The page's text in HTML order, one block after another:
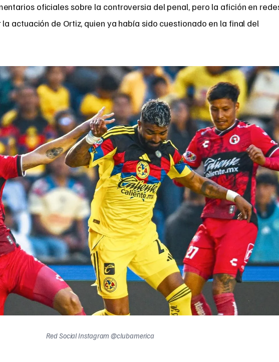
oficiales sobre la controversia del penal, pero la afición en
actuación de Ortiz, quien ya había sido cuestionado en la final del
Red Social Instagram @clubamerica